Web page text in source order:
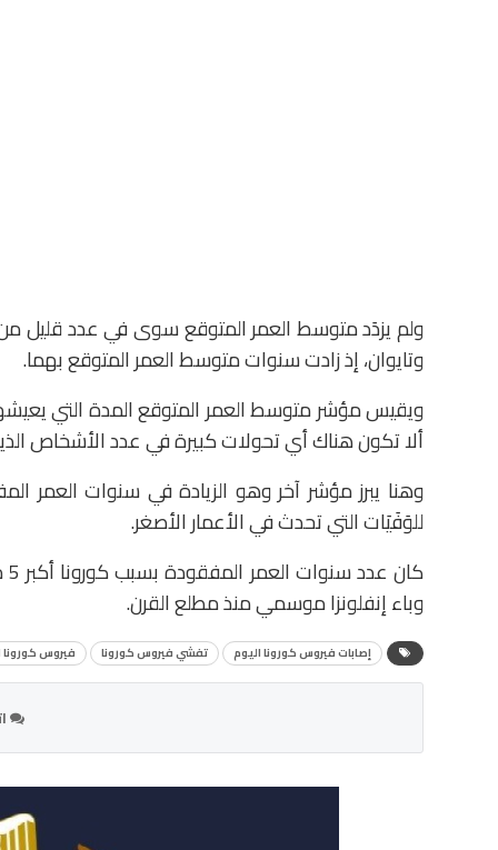
ولم يزدَد متوسط العمر المتوقع سوى في عدد قليل من
وتايوان، إذ زادت سنوات متوسط العمر المتوقع بهما.
ويقيس مؤشر متوسط ​​العمر المتوقع المدة التي
ألا تكون هناك أي تحولات كبيرة في عدد الأشخاص
وهنا يبرز مؤشر آخر وهو الزيادة في سنوات العمر
للوَفَيَات التي تحدث في الأعمار الأصغر.
وباء إنفلونزا موسمي منذ مطلع القرن.
إصابات فيروس كورونا اليوم تفشي فيروس كورونا فيروس كورونا